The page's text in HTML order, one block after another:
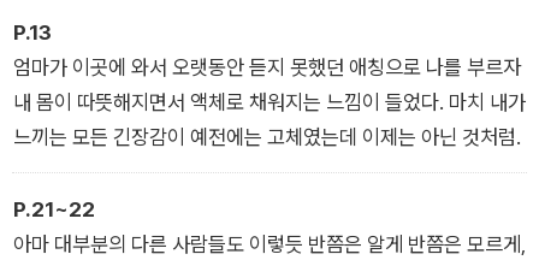
이 소설에서 스트라우트는 처음으로 일인칭 화자를 내세워 하나
의 소설을 완성하는 일과 한 인간이 인생의 의미를 정립하고 정체
성을 형성하는 일이 어떻게 맞닿아 있는지를 정갈하고 담백하게
펼쳐낸다. 한층 더 깊어진 삶과 인간에 대한 통찰이 이백 페이지
남짓의 길지 않은 소설 속에 밀도 있게 담겨 있다.
P.13
엄마가 이곳에 와서 오랫동안 듣지 못했던 애칭으로 나를 부르자
내 몸이 따뜻해지면서 액체로 채워지는 느낌이 들었다. 마치 내가
느끼는 모든 긴장감이 예전에는 고체였는데 이제는 아닌 것처럼.
P.21~22
아마 대부분의 다른 사람들도 이렇듯 반쯤은 알게 반쯤은 모르게,